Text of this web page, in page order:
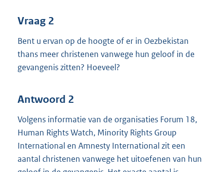
Vraag 2
Bent u ervan op de hoogte of er in Oezbekistan
thans meer christenen vanwege hun geloof in de
gevangenis zitten? Hoeveel?
Antwoord 2
Volgens informatie van de organisaties Forum 18,
Human Rights Watch, Minority Rights Group
International en Amnesty International zit een
aantal christenen vanwege het uitoefenen van hun